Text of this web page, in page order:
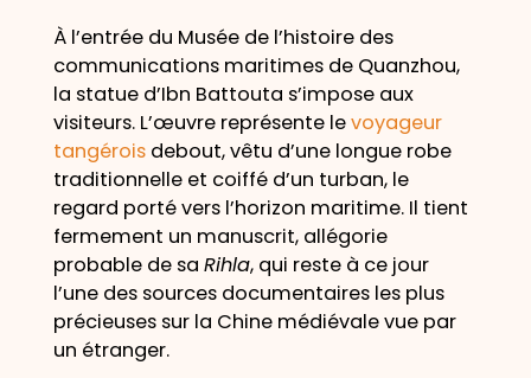
À l’entrée du Musée de l’histoire des
communications maritimes de Quanzhou,
la statue d’Ibn Battouta s’impose aux
visiteurs. L’œuvre représente levoyageur
tangéroisdebout, vêtu d’une longue robe
traditionnelle et coiffé d’un turban, le
regard porté vers l’horizon maritime. Il tient
fermement un manuscrit, allégorie
probable de sa Rihla, qui reste à ce jour
l’une des sources documentaires les plus
précieuses sur la Chine médiévale vue par
un étranger.